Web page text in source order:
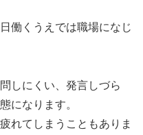
働くうえでは職場になじ
しにくい、発言しづら
になります。
れてしまうこともありま